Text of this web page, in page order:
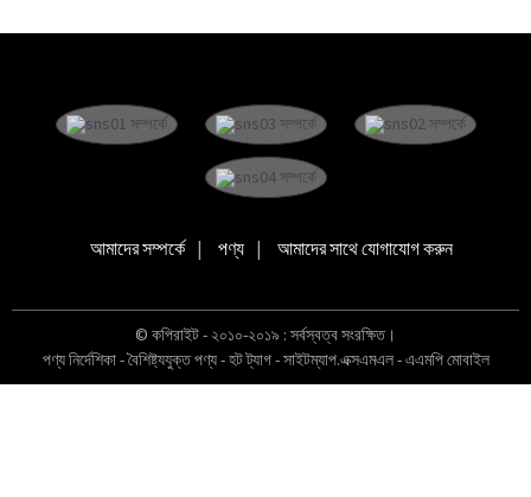
আমাদের সম্পর্কে পণ্য আমাদের সাথে যোগাযোগ করুন
© কপিরাইট - ২০১০-২০১৯ : সর্বস্বত্ব সংরক্ষিত।
পণ্য নির্দেশিকা-বৈশিষ্ট্যযুক্ত পণ্য-হট ট্যাগ-সাইটম্যাপ.এক্সএমএল-এএমপি মোবাইল